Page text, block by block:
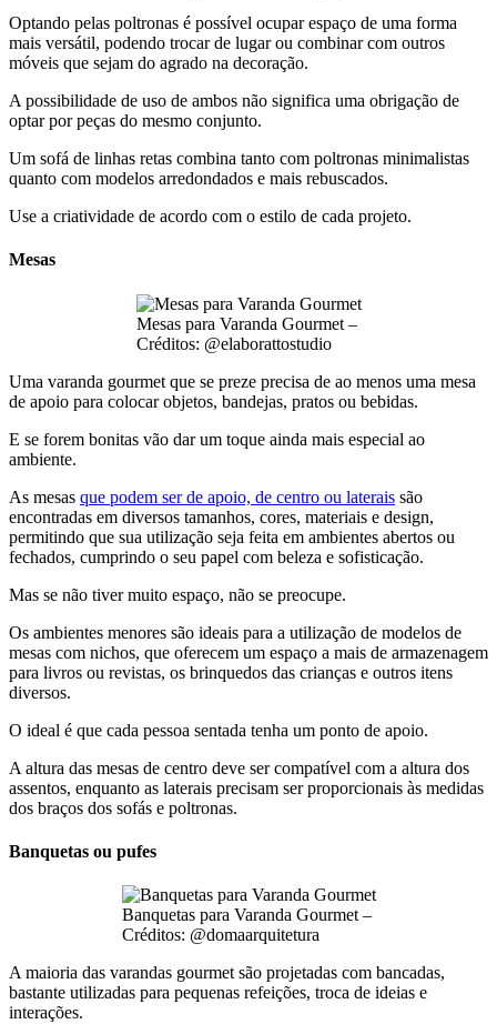
Optando pelas poltronas é possível ocupar espaço de uma forma
mais versátil, podendo trocar de lugar ou combinar com outros
móveis que sejam do agrado na decoração.
A possibilidade de uso de ambos não significa uma obrigação de
optar por peças do mesmo conjunto.
Um sofá de linhas retas combina tanto com poltronas minimalistas
quanto com modelos arredondados e mais rebuscados.
Use a criatividade de acordo com o estilo de cada projeto.
Mesas
Mesas para Varanda Gourmet –
Créditos: @elaborattostudio
Uma varanda gourmet que se preze precisa de ao menos uma mesa
de apoio para colocar objetos, bandejas, pratos ou bebidas.
E se forem bonitas vão dar um toque ainda mais especial ao
ambiente.
As mesas que podem ser de apoio, de centro ou laterais são
encontradas em diversos tamanhos, cores, materiais e design,
permitindo que sua utilização seja feita em ambientes abertos ou
fechados, cumprindo o seu papel com beleza e sofisticação.
Mas se não tiver muito espaço, não se preocupe.
Os ambientes menores são ideais para a utilização de modelos de
mesas com nichos, que oferecem um espaço a mais de armazenagem
para livros ou revistas, os brinquedos das crianças e outros itens
diversos.
O ideal é que cada pessoa sentada tenha um ponto de apoio.
A altura das mesas de centro deve ser compatível com a altura dos
assentos, enquanto as laterais precisam ser proporcionais às medidas
dos braços dos sofás e poltronas.
Banquetas ou pufes
Banquetas para Varanda Gourmet –
Créditos: @domaarquitetura
A maioria das varandas gourmet são projetadas com bancadas,
bastante utilizadas para pequenas refeições, troca de ideias e
interações.